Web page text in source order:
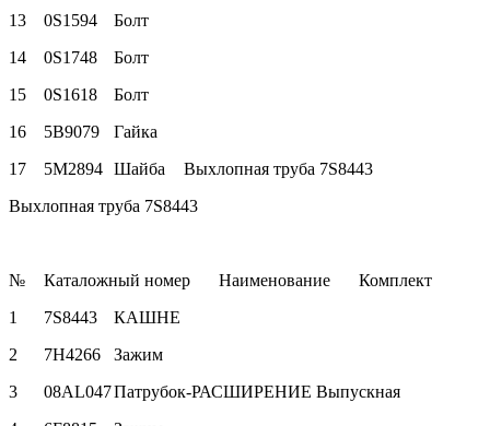
13
0S1594
Болт
14
0S1748
Болт
15
0S1618
Болт
16
5B9079
Гайка
17
5M2894 Шайба
Выхлопная труба 7S8443
Выхлопная труба 7S8443
№ Каталожный номер Наименование
Комплект
1
7S8443
КАШНЕ
2
7H4266
Зажим
3
08AL047Патрубок-РАСШИРЕНИЕ Выпускная